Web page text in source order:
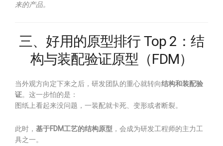
来的产品。
三、好用的原型排行 Top 2：结
构与装配验证原型（FDM）
当外观方向定下来之后，研发团队的重心就转向结构和装配验
证。这一步怕的是：
图纸上看起来没问题，一装配就卡死、变形或者断裂。
此时， 基于FDM工艺的结构原型 ，会成为研发工程师的主力工
具之一。